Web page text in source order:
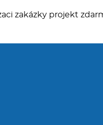
zakázky projekt